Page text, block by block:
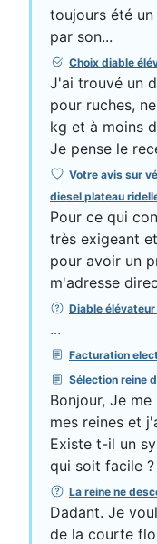
toujours été
par son...
Choix diable
J'ai trouvé un
pour ruches,
kg et à moins
Je pense le
Votre avis sur
diesel plateau
Pour ce qui
très exigeant
pour avoir un
m'adresse
Diable
...
Facturation
Sélection reine
Bonjour, Je
mes reines et
Existe t-il un
qui soit facile ?
La reine ne
Dadant. Je
de la courte